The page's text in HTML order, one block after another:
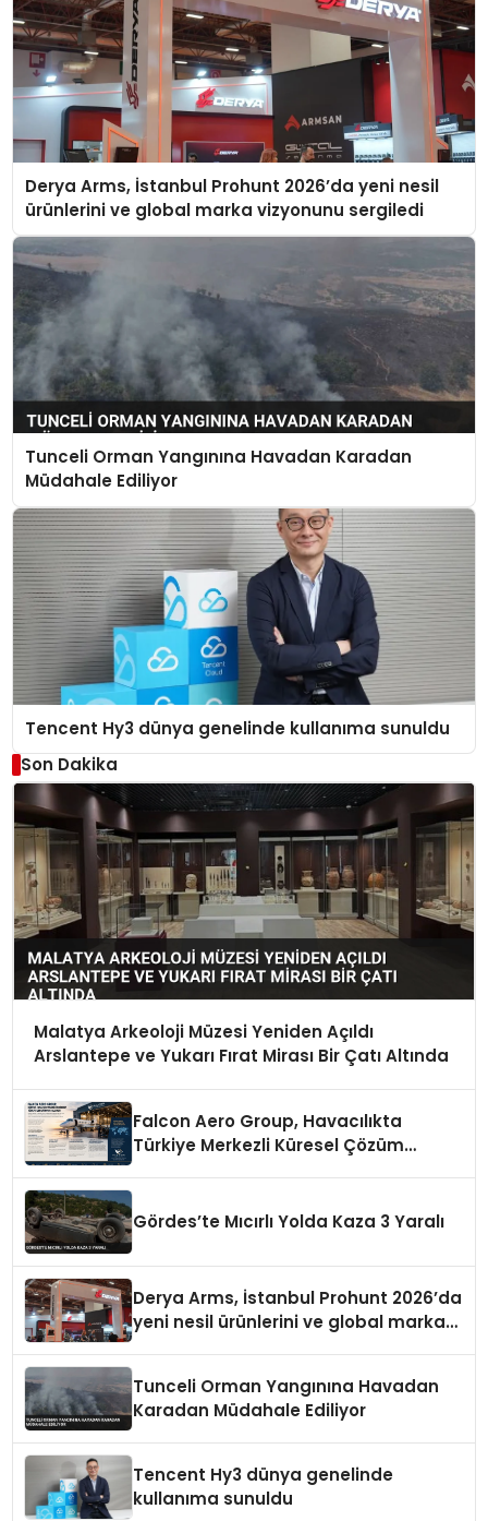
Derya Arms, İstanbul Prohunt 2026’da yeni nesil
ürünlerini ve global marka vizyonunu sergiledi
Tunceli Orman Yangınına Havadan Karadan
Müdahale Ediliyor
Tencent Hy3 dünya genelinde kullanıma sunuldu
Son Dakika
Malatya Arkeoloji Müzesi Yeniden Açıldı
Arslantepe ve Yukarı Fırat Mirası Bir Çatı Altında
Falcon Aero Group, Havacılıkta
Türkiye Merkezli Küresel Çözüm
Gördes’te Mıcırlı Yolda Kaza 3 Yaralı
Derya Arms, İstanbul Prohunt 2026’da
yeni nesil ürünlerini ve global marka
Tunceli Orman Yangınına Havadan
Karadan Müdahale Ediliyor
Tencent Hy3 dünya genelinde
kullanıma sunuldu